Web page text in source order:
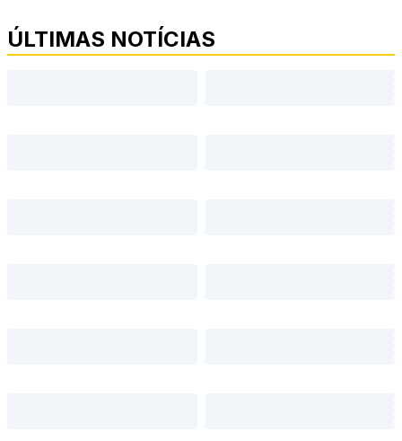
ÚLTIMAS NOTÍCIAS